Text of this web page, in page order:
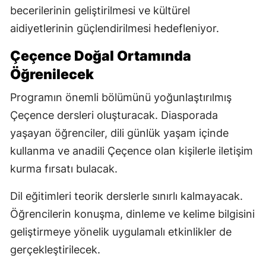
becerilerinin geliştirilmesi ve kültürel
aidiyetlerinin güçlendirilmesi hedefleniyor.
Çeçence Doğal Ortamında
Öğrenilecek
Programın önemli bölümünü yoğunlaştırılmış
Çeçence dersleri oluşturacak. Diasporada
yaşayan öğrenciler, dili günlük yaşam içinde
kullanma ve anadili Çeçence olan kişilerle iletişim
kurma fırsatı bulacak.
Dil eğitimleri teorik derslerle sınırlı kalmayacak.
Öğrencilerin konuşma, dinleme ve kelime bilgisini
geliştirmeye yönelik uygulamalı etkinlikler de
gerçekleştirilecek.